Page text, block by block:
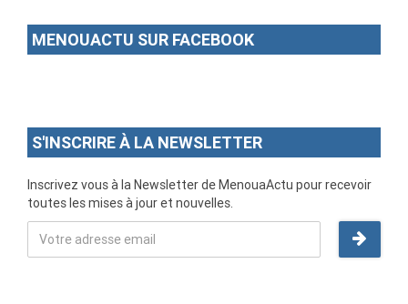
MENOUACTU SUR FACEBOOK
S'INSCRIRE À LA NEWSLETTER
Inscrivez vous à la Newsletter de MenouaActu pour recevoir
toutes les mises à jour et nouvelles.